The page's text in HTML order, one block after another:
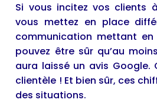
Si vous incitez vos clients
vous mettez en place
communication mettant
pouvez être sûr qu’au
aura laissé un avis Google.
clientèle ! Et bien sûr, ces
des situations.